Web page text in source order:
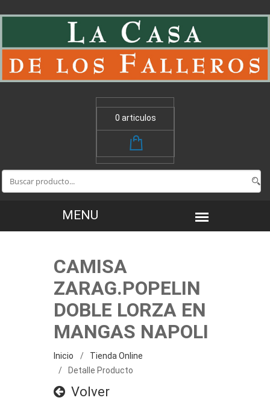
0 articulos
CAMISA
ZARAG.POPELIN
DOBLE LORZA EN
MANGAS NAPOLI
Inicio
Tienda Online
Detalle Producto
Volver